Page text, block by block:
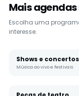
Mais agendas
Escolha uma
interesse.
Shows e concertos
Música ao vivo e festivais